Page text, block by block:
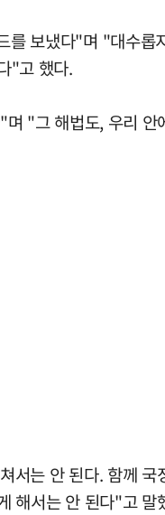
를 보냈다"며 "대수
"고 했다.
"그 해법도, 우리
서는 안 된다. 함께
해서는 안 된다"고 말